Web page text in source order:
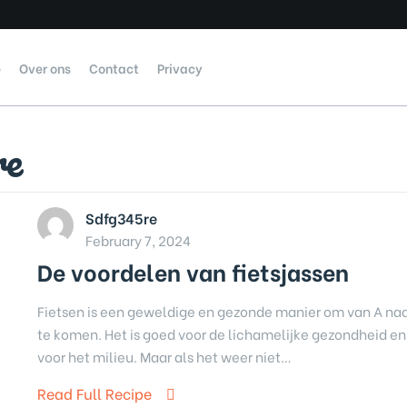
Over ons Contact Privacy
Sdfg345re
February 7, 2024
De voordelen van fietsjassen
Fietsen is een geweldige en gezonde manier om van A
te komen. Het is goed voor de lichamelijke gezondheid en
voor het milieu. Maar als het weer niet…
Read Full Recipe